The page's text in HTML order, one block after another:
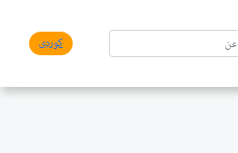
کوردی